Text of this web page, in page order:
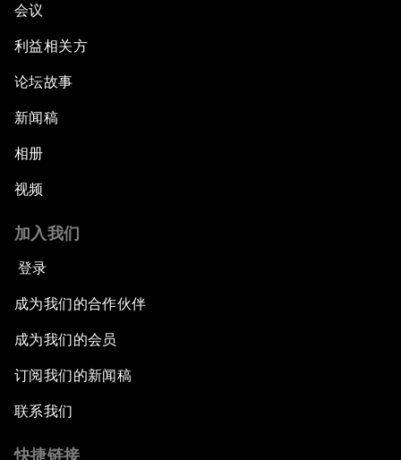
会议
利益相关方
论坛故事
新闻稿
相册
视频
加入我们
登录
成为我们的合作伙伴
成为我们的会员
订阅我们的新闻稿
联系我们
快捷链接